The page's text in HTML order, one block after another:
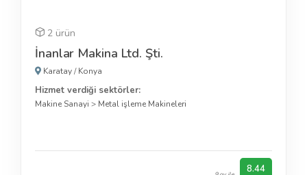
2 ürün
İnanlar Makina Ltd. Şti.
Karatay/Konya
Hizmet verdiği sektörler:
Makine Sanayi > Metal işleme Makineleri
8.44